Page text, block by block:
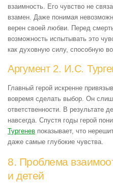
взаимность. Его чувство не
взамен. Даже понимая
верен своей любви. Перед
возможность испытывать это
как духовную силу, способную
Аргумент 2. И.С.
Главный герой искренне
вовремя сделать выбор. Он
ответственности. В результате
навсегда. Спустя годы герой
Тургенев показывает, что
даже самые глубокие чувства.
8. Проблема
и детей